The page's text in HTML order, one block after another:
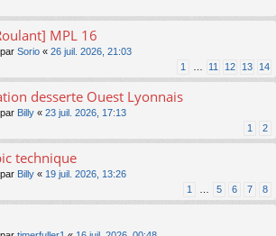
MPL 16
Sorio « 26 juil. 2026, 21:03
1 11 12 13 14
desserte Ouest Lyonnais
Billy « 23 juil. 2026, 17:13
1 2
technique
Billy « 19 juil. 2026, 13:26
1 5 6 7 8